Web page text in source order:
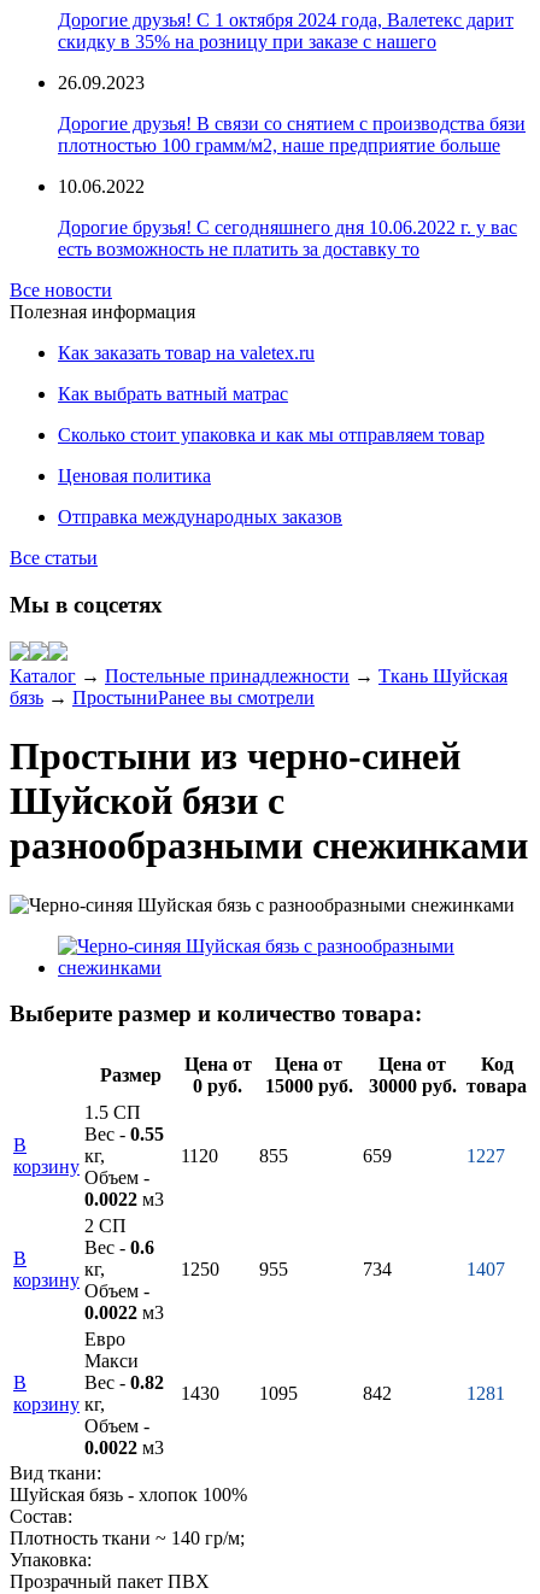
Дорогие друзья! С 1 октября 2024 года, Валетекс дарит
скидку в 35% на розницу при заказе с нашего
26.09.2023
Дорогие друзья! В связи со снятием с производства бязи
плотностью 100 грамм/м2, наше предприятие больше
10.06.2022
Дорогие брузья! С сегодняшнего дня 10.06.2022 г. у вас
есть возможность не платить за доставку то
Все новости
Полезная информация
Как заказать товар на valetex.ru
Как выбрать ватный матрас
Сколько стоит упаковка и как мы отправляем товар
Ценовая политика
Отправка международных заказов
Все статьи
Мы в соцсетях
Каталог → Постельные принадлежности → Ткань Шуйская
бязь → ПростыниРанее вы смотрели
Простыни из черно-синей
Шуйской бязи с
разнообразными снежинками
Выберите размер и количество товара:
Размер
Цена от
0 руб.
Цена от
15000 руб.
Цена от
30000 руб.
Код
товара
В
корзину
1.5 СП
Вес - 0.55
кг,
Объем -
0.0022 м3
1120 855 659 1227
В
корзину
2 СП
Вес - 0.6
кг,
Объем -
0.0022 м3
1250 955 734 1407
В
корзину
Евро
Макси
Вес - 0.82
кг,
Объем -
0.0022 м3
1430 1095 842 1281
Вид ткани:
Шуйская бязь - хлопок 100%
Состав:
Плотность ткани ~ 140 гр/м;
Упаковка:
Прозрачный пакет ПВХ